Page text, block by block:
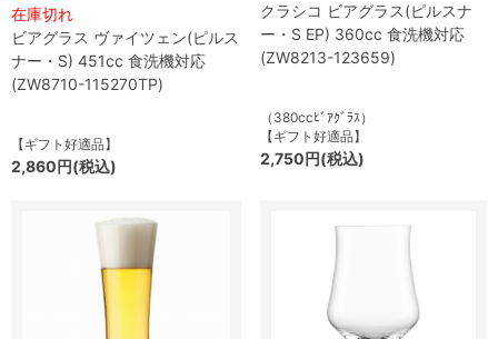
在庫切れ
ビアグラス ヴァイツェン(ピルス
ナー・S) 451cc 食洗機対応
(ZW8710-115270TP)
【ギフト好適品】
2,860円(税込)
クラシコ ビアグラス(ピルスナ
ー・S EP) 360cc 食洗機対応
(ZW8213-123659)
（380ccﾋﾞｱｸﾞﾗｽ）
【ギフト好適品】
2,750円(税込)